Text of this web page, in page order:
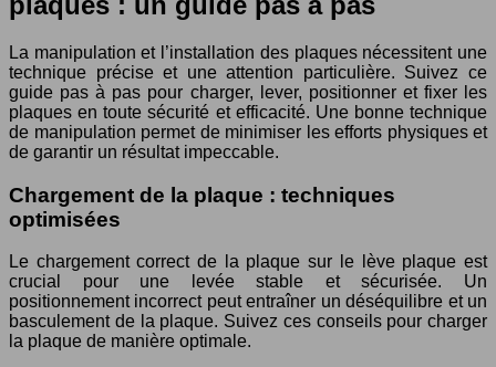
La manipulation et l’installation des plaques nécessitent une
technique précise et une attention particulière. Suivez ce
guide pas à pas pour charger, lever, positionner et fixer les
plaques en toute sécurité et efficacité. Une bonne technique
de manipulation permet de minimiser les efforts physiques et
de garantir un résultat impeccable.
Chargement de la plaque : techniques
optimisées
Le chargement correct de la plaque sur le lève plaque est
crucial pour une levée stable et sécurisée. Un
positionnement incorrect peut entraîner un déséquilibre et un
basculement de la plaque. Suivez ces conseils pour charger
la plaque de manière optimale.